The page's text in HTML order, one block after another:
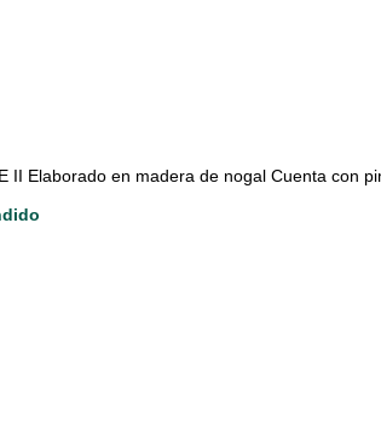
II Elaborado en madera de nogal Cuenta con